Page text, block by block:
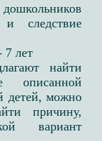
и следствие
7 лет
найти
описанной
детей, можно
причину,
вариант